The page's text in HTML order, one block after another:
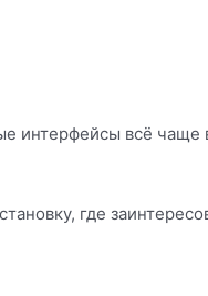
интерфейсы всё
где